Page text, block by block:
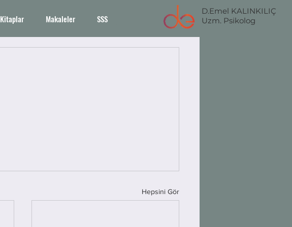
Kitaplar Makaleler SSS
D.Emel KALINKILIÇ
Uzm. Psikolog
Hepsini Gör